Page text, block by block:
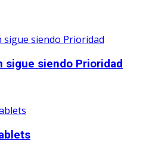
sigue siendo Prioridad